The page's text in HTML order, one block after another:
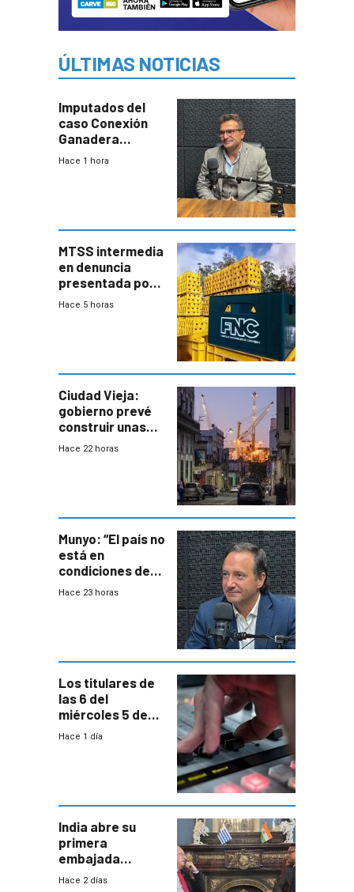
ÚLTIMAS NOTICIAS
Imputados del
caso Conexión
Ganadera
seguirán en
Hace 1 hora
MTSS intermedia
en denuncia
presentada por
FNC contra
Hace 5 horas
Ciudad Vieja:
gobierno prevé
construir unas
mil viviendas en
Hace 22 horas
Munyo: “El país no
está en
condiciones de
enfrentar una
Hace 23 horas
Los titulares de
las 6 del
miércoles 5 de
agosto de 2026
Hace 1 día
India abre su
primera
embajada
residente en
Hace 2 días